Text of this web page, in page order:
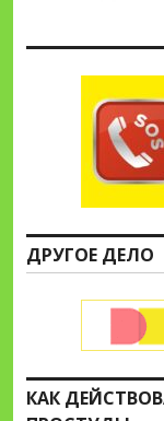
ДРУГОЕ ДЕЛО
КАК